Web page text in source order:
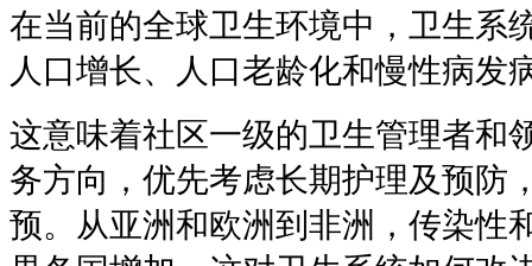
在当前的全球卫生环境中，卫生系
人口增长、人口老龄化和慢性病发
这意味着社区一级的卫生管理者和
务方向，优先考虑长期护理及预防
预。从亚洲和欧洲到非洲，传染性